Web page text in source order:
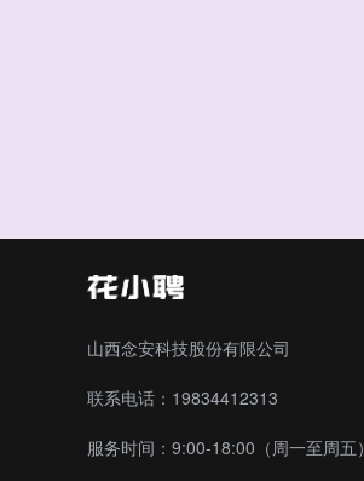
山西念安科技股份有限公司
联系电话：19834412313
服务时间：9:00-18:00（周一至周五）